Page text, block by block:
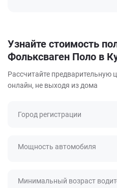
Узнайте стоимость
Фольксваген Поло в
Рассчитайте предварительную
онлайн, не выходя из дома
Город регистрации
Мощность автомобиля
Минимальный возраст